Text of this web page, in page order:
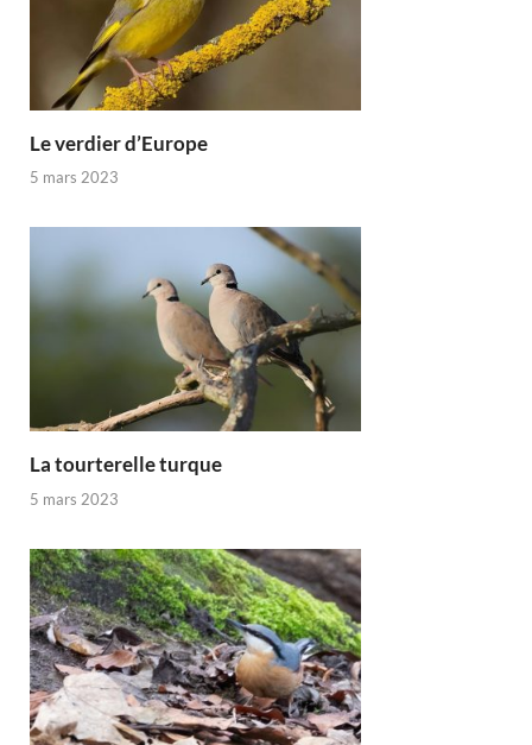
Le verdier d’Europe
5 mars 2023
La tourterelle turque
5 mars 2023